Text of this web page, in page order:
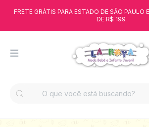
FRETE GRÁTIS PARA ESTADO DE SÃO PAULO
DE R$ 199